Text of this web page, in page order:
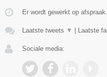
Er wordt gewerkt op afspraak.
Laatste tweets ▼ Laatste
Sociale media: